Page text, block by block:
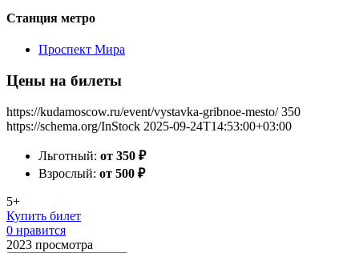
Станция метро
Проспект Мира
Цены на билеты
https://kudamoscow.ru/event/vystavka-gribnoe-mesto/ 350
https://schema.org/InStock 2025-09-24T14:53:00+03:00
Льготный: от 350 ₽
Взрослый: от 500 ₽
5+
Купить билет
0 нравится
2023 просмотра